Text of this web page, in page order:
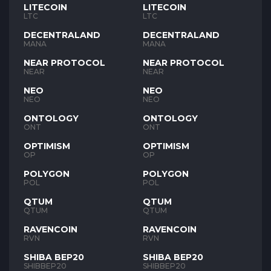
LITECOIN
LTC
DECENTRALAND
MANA
NEAR PROTOCOL
NEAR
NEO
NEO
ONTOLOGY
ONT
OPTIMISM
OP
POLYGON
POL
QTUM
QTUM
RAVENCOIN
RVN
SHIBA BEP20
SHIBBEP20
LITECOIN
LTC
DECENTRALAND
MANA
NEAR PROTOCOL
NEAR
NEO
NEO
ONTOLOGY
ONT
OPTIMISM
OP
POLYGON
POL
QTUM
QTUM
RAVENCOIN
RVN
SHIBA BEP20
SHIBBEP20